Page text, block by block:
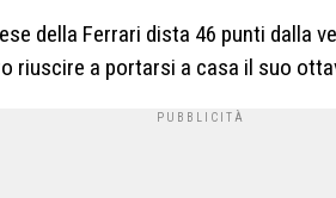
della Ferrari dista 46 punti dalla
riuscire a portarsi a casa il suo